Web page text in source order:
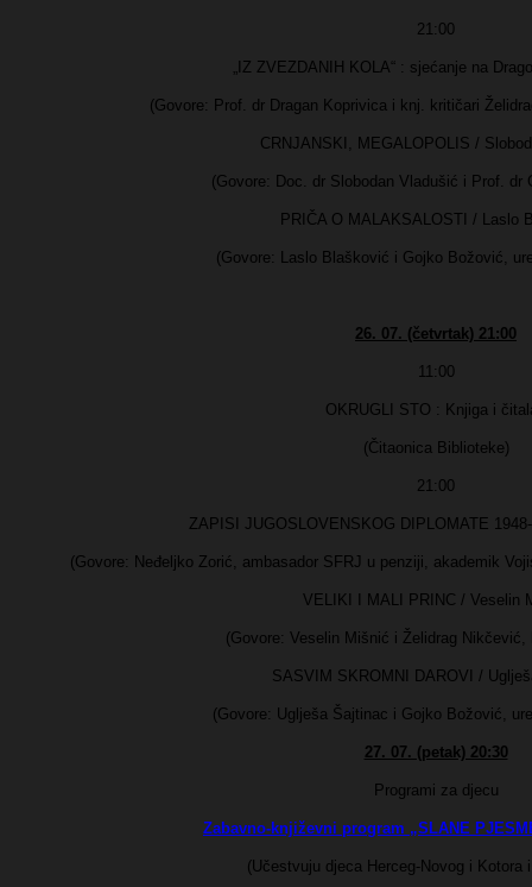
21:00
„IZ ZVEZDANIH KOLA“ : sjećanje na
(Govore: Prof. dr Dragan Koprivica i knj. kritičari
CRNJANSKI, MEGALOPOLIS /
(Govore: Doc. dr Slobodan Vladušić i Prof. dr
PRIČA O MALAKSALOSTI / Laslo
(Govore: Laslo Blašković i Gojko Božović,
26. 07. (četvrtak) 21:00
11:00
OKRUGLI STO : Knjiga i
(Čitaonica Biblioteke)
21:00
ZAPISI JUGOSLOVENSKOG DIPLOMATE
(Govore: Neđeljko Zorić, ambasador SFRJ u penziji, akademik
VELIKI I MALI PRINC / Veselin
(Govore: Veselin Mišnić i Želidrag
SASVIM SKROMNI DAROVI /
(Govore: Uglješa Šajtinac i Gojko Božović,
27. 07. (petak) 20:30
Programi za djecu
Zabavno-književni program „SLANE
(Učestvuju djeca Herceg-Novog i Kotora i